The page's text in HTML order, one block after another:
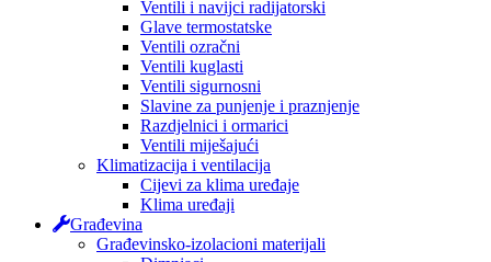
Ventili i navijci radijatorski
Glave termostatske
Ventili ozračni
Ventili kuglasti
Ventili sigurnosni
Slavine za punjenje i praznjenje
Razdjelnici i ormarici
Ventili miješajući
Klimatizacija i ventilacija
Cijevi za klima uređaje
Klima uređaji
Građevina
Građevinsko-izolacioni materijali